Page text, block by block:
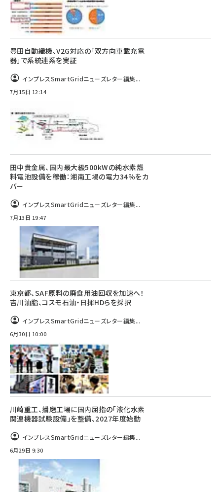
豊田自動織機、V2G対応の「双方向車載充電
器」で系統連系を実証
インプレスSmartGridニューズレター編集...
7月15日 12:14
田中貴金属、国内最大級500kWの純水素燃
料電池設備を稼働：湘南工場の電力34％をカ
バー
インプレスSmartGridニューズレター編集...
7月13日 19:47
東京都、SAF原料の廃食用油回収を加速へ！
吉川油脂、コスモ石油・日揮HDらを採択
インプレスSmartGridニューズレター編集...
6月30日 10:00
川崎重工、播磨工場に国内屈指の「液化水素
関連機器試験設備」を整備、2027年度始動
インプレスSmartGridニューズレター編集...
6月29日 9:30